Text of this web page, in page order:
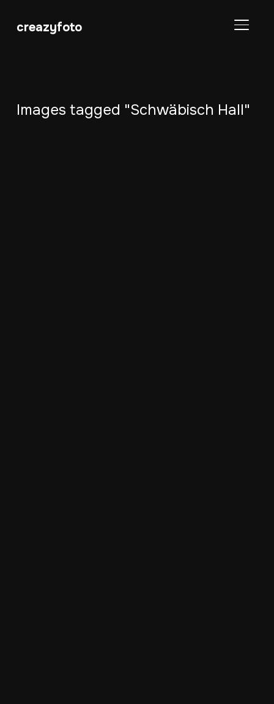
creazyfoto
Images tagged "Schwäbisch Hall"